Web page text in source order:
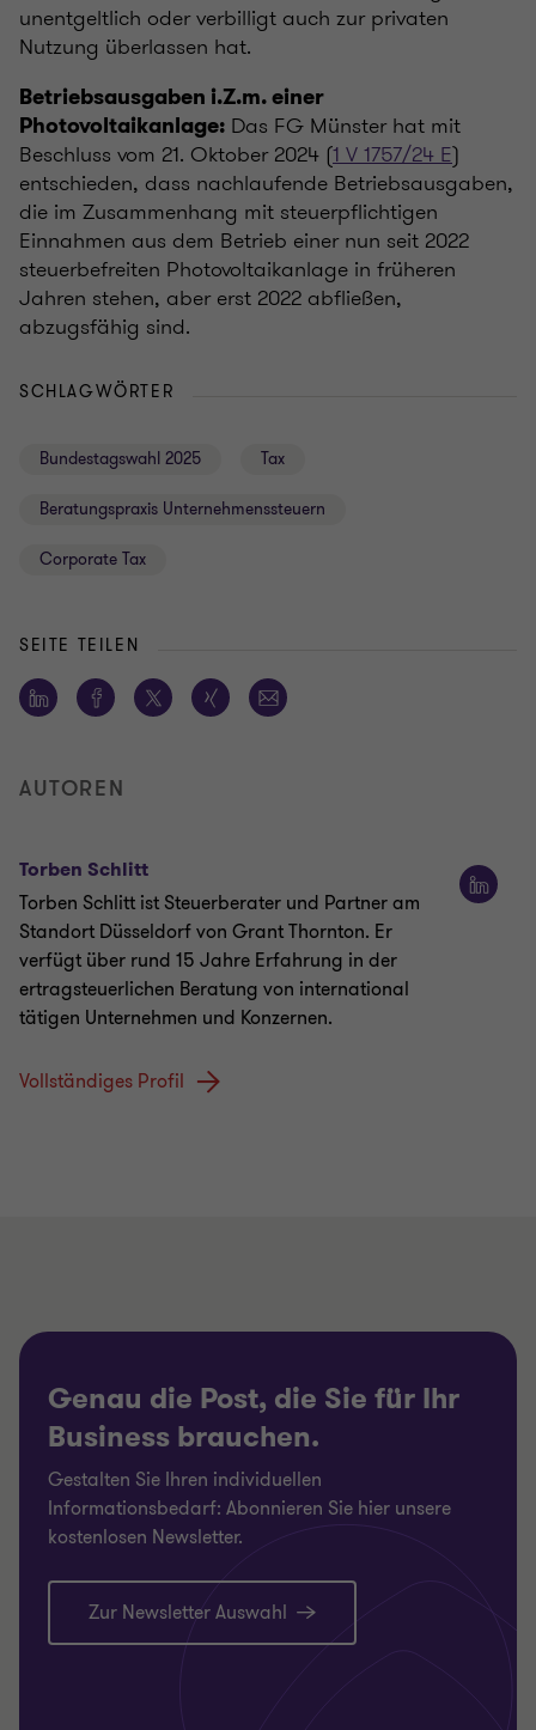
unentgeltlich oder verbilligt auch zur privaten
Nutzung überlassen hat.
Betriebsausgaben i.Z.m. einer
Photovoltaikanlage: Das FG Münster hat mit
Beschluss vom 21. Oktober 2024 (1 V 1757/24 E)
entschieden, dass nachlaufende Betriebsausgaben,
die im Zusammenhang mit steuerpflichtigen
Einnahmen aus dem Betrieb einer nun seit 2022
steuerbefreiten Photovoltaikanlage in früheren
Jahren stehen, aber erst 2022 abfließen,
abzugsfähig sind.
SCHLAGWÖRTER
Bundestagswahl 2025 Tax
Beratungspraxis Unternehmenssteuern
Corporate Tax
SEITE TEILEN
AUTOREN
Torben Schlitt
Torben Schlitt ist Steuerberater und Partner am
Standort Düsseldorf von Grant Thornton. Er
verfügt über rund 15 Jahre Erfahrung in der
ertragsteuerlichen Beratung von international
tätigen Unternehmen und Konzernen.
Vollständiges Profil
Genau die Post, die Sie für Ihr
Business brauchen.
Gestalten Sie Ihren individuellen
Informationsbedarf: Abonnieren Sie hier unsere
kostenlosen Newsletter.
Zur Newsletter Auswahl